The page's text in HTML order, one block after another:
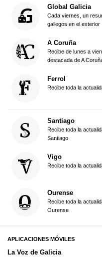
Global Galicia
Cada viernes, un
gallegos en el exterior
A Coruña
Recibe de lunes a
destacada de A
Ferrol
Recibe toda la
Santiago
Recibe toda la
Santiago
Vigo
Recibe toda la
Ourense
Recibe toda la
Ourense
APLICACIONES MÓVILES
La Voz de Galicia